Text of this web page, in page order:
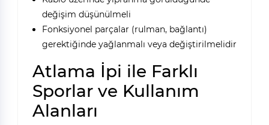
değişim düşünülmeli
Fonksiyonel parçalar (rulman, bağlantı)
gerektiğinde yağlanmalı veya değiştirilmelidir
Atlama İpi ile Farklı
Sporlar ve Kullanım
Alanları